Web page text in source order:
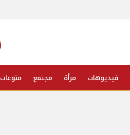
فيديوهات مرأة مجتمع منوعات